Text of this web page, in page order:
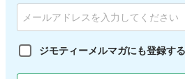
ジモティーメルマガにも登録する